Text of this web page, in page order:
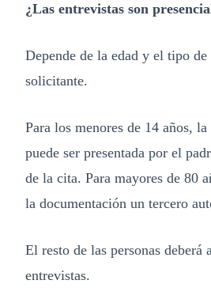
¿Las entrevistas son
Depende de la edad y el tipo
solicitante.
Para los menores de 14 años,
puede ser presentada por el
de la cita. Para mayores de 80
la documentación un tercero
El resto de las personas deberá
entrevistas.